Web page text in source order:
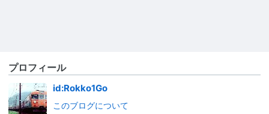
プロフィール
id:Rokko1Go
このブログについて